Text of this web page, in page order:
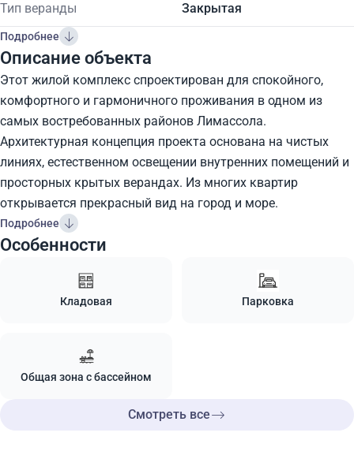
Тип веранды Закрытая
Подробнее
Описание объекта
Этот жилой комплекс спроектирован для спокойного,
комфортного и гармоничного проживания в одном из
самых востребованных районов Лимассола.
Архитектурная концепция проекта основана на чистых
линиях, естественном освещении внутренних помещений и
просторных крытых верандах. Из многих квартир
открывается прекрасный вид на город и море.
Подробнее
Особенности
Кладовая Парковка
Общая зона с бассейном
Смотреть все